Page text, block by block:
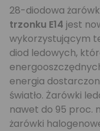
28-diodowa
trzonku E14 jest
wykorzystującym
diod ledowych,
energia
światło. Żarówki
nawet do 95 proc.
żarówki